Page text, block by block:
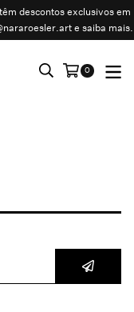
descontos exclusivos em
e saiba mais.
0